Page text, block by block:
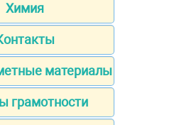
Химия
материалы
грамотности